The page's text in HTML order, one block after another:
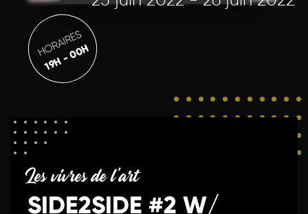
HORAIRES
19H - 00H
Les vivres de l'art
SIDE2SIDE #2 W/